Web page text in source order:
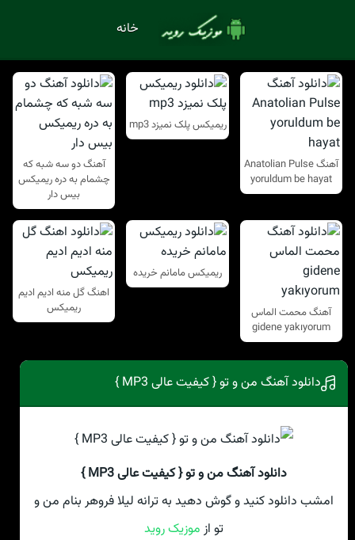
خانه
آهنگ Anatolian Pulse
yoruldum be hayat
ریمیکس پلک نمیزد mp3
آهنگ دو سه شبه که
چشمام به دره ریمیکس
بیس دار
آهنگ محمت الماس
gidene yakıyorum
ریمیکس مامانم خریده
اهنگ گل منه ادیم ادیم
ریمیکس
دانلود آهنگ من و تو { کیفیت عالی MP3 }
دانلود آهنگ من و تو { کیفیت عالی MP3 }
امشب دانلود کنید و گوش دهید به ترانه لیلا فروهر بنام من و
تو از موزیک روید